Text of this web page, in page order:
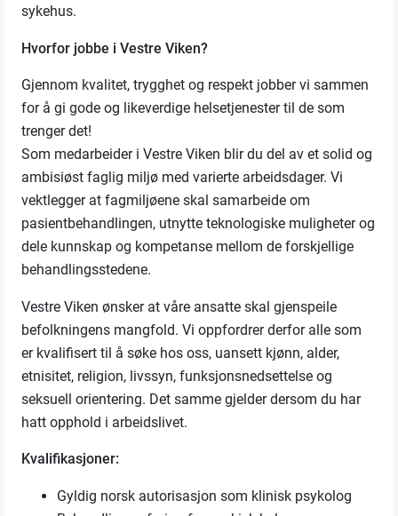
sykehus.
Hvorfor jobbe i Vestre Viken?
Gjennom kvalitet, trygghet og respekt jobber vi sammen
for å gi gode og likeverdige helsetjenester til de som
trenger det!
Som medarbeider i Vestre Viken blir du del av et solid og
ambisiøst faglig miljø med varierte arbeidsdager. Vi
vektlegger at fagmiljøene skal samarbeide om
pasientbehandlingen, utnytte teknologiske muligheter og
dele kunnskap og kompetanse mellom de forskjellige
behandlingsstedene.
Vestre Viken ønsker at våre ansatte skal gjenspeile
befolkningens mangfold. Vi oppfordrer derfor alle som
er kvalifisert til å søke hos oss, uansett kjønn, alder,
etnisitet, religion, livssyn, funksjonsnedsettelse og
seksuell orientering. Det samme gjelder dersom du har
hatt opphold i arbeidslivet.
Kvalifikasjoner:
Gyldig norsk autorisasjon som klinisk psykolog